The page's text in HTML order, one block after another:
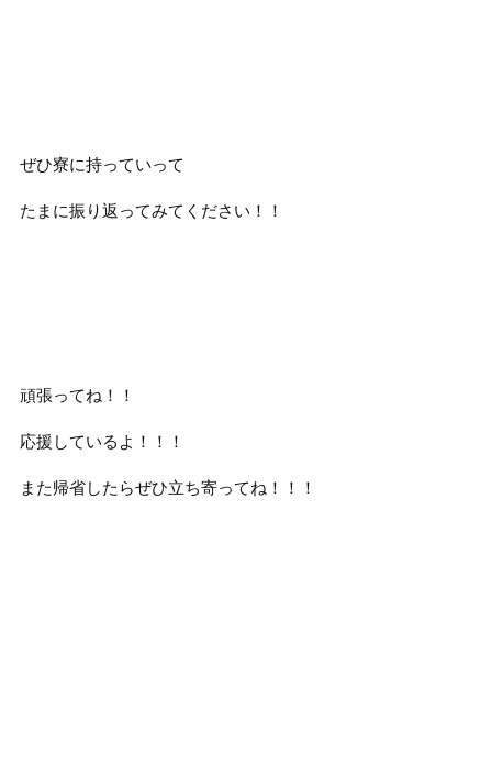
ぜひ寮に持っていって
たまに振り返ってみてください！！
頑張ってね！！
応援しているよ！！！
また帰省したらぜひ立ち寄ってね！！！